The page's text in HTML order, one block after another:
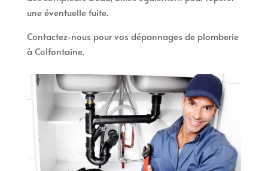
une éventuelle fuite.
Contactez-nous pour vos dépannages de plomberie
à Colfontaine.